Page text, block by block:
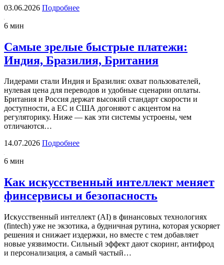
03.06.2026 Подробнее
6 мин
Самые зрелые быстрые платежи:
Индия, Бразилия, Британия
Лидерами стали Индия и Бразилия: охват пользователей,
нулевая цена для переводов и удобные сценарии оплаты.
Британия и Россия держат высокий стандарт скорости и
доступности, а ЕС и США догоняют с акцентом на
регуляторику. Ниже — как эти системы устроены, чем
отличаются…
14.07.2026 Подробнее
6 мин
Как искусственный интеллект меняет
финсервисы и безопасность
Искусственный интеллект (AI) в финансовых технологиях
(fintech) уже не экзотика, а будничная рутина, которая ускоряет
решения и снижает издержки, но вместе с тем добавляет
новые уязвимости. Сильный эффект дают скоринг, антифрод
и персонализация, а самый частый…